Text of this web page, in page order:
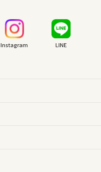
Instagram LINE